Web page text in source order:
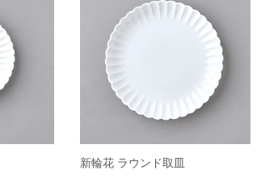
新輪花 ラウンド取皿